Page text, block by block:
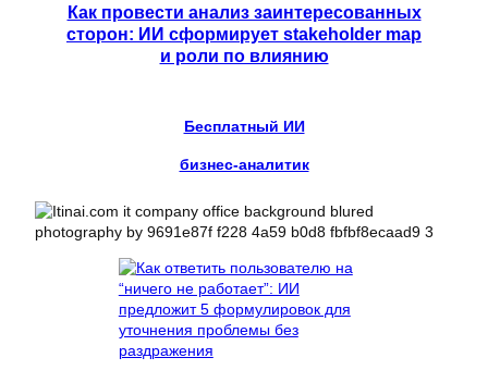
Как провести анализ заинтересованных
сторон: ИИ сформирует stakeholder map
и роли по влиянию
Бесплатный ИИ
бизнес-аналитик